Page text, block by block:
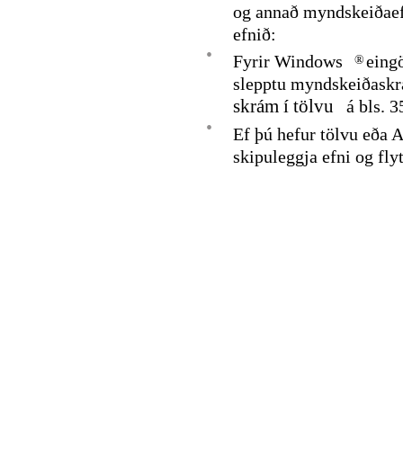
og annað
efnið:
•
Fyrir Windows ®
slepptu
skrám í tölvu
á bls.
•
Ef þú hefur tölvu eða
skipuleggja efni og